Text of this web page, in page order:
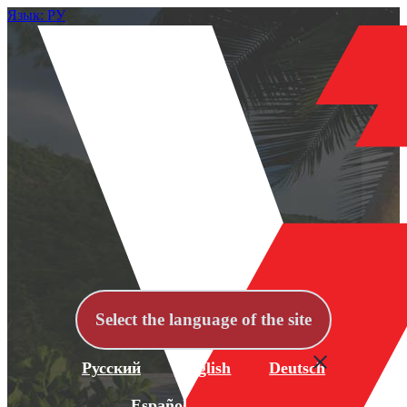
Язык: РУ
Select the language of the site
Русский English Deutsch